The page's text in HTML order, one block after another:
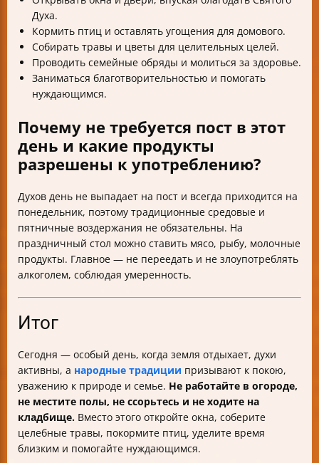
Духа.
Кормить птиц и оставлять угощения для домового.
Собирать травы и цветы для целительных целей.
Проводить семейные обряды и молиться за здоровье.
Заниматься благотворительностью и помогать
нуждающимся.
Почему не требуется пост в этот
день и какие продукты
разрешены к употреблению?
Духов день не выпадает на пост и всегда приходится на
понедельник, поэтому традиционные средовые и
пятничные воздержания не обязательны. На
праздничный стол можно ставить мясо, рыбу, молочные
продукты. Главное — не переедать и не злоупотреблять
алкоголем, соблюдая умеренность.
Итог
Сегодня — особый день, когда земля отдыхает, духи
активны, а народные традиции призывают к покою,
уважению к природе и семье. Не работайте в огороде,
не местите полы, не ссорьтесь и не ходите на
кладбище. Вместо этого откройте окна, соберите
целебные травы, покормите птиц, уделите время
близким и помогайте нуждающимся.